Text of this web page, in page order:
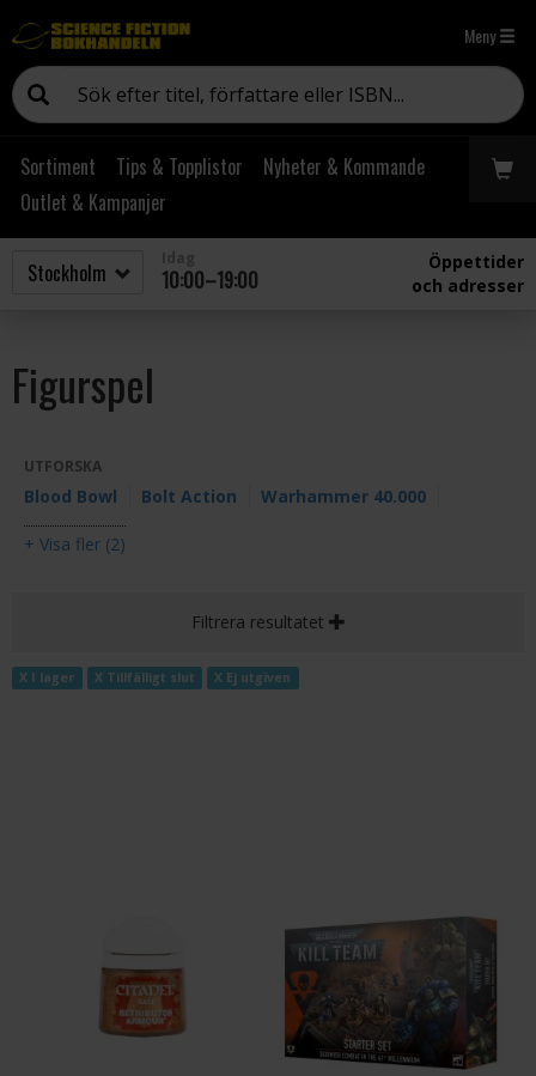
Meny
Sortiment Tips & Topplistor
Nyheter & Kommande
Outlet & Kampanjer
10:00–19:00
Öppettider
och adresser
Figurspel
UTFORSKA
Blood Bowl Bolt Action Warhammer 40.000
+ Visa fler (2)
Filtrera resultatet
X I lager X Tillfälligt slut X Ej utgiven